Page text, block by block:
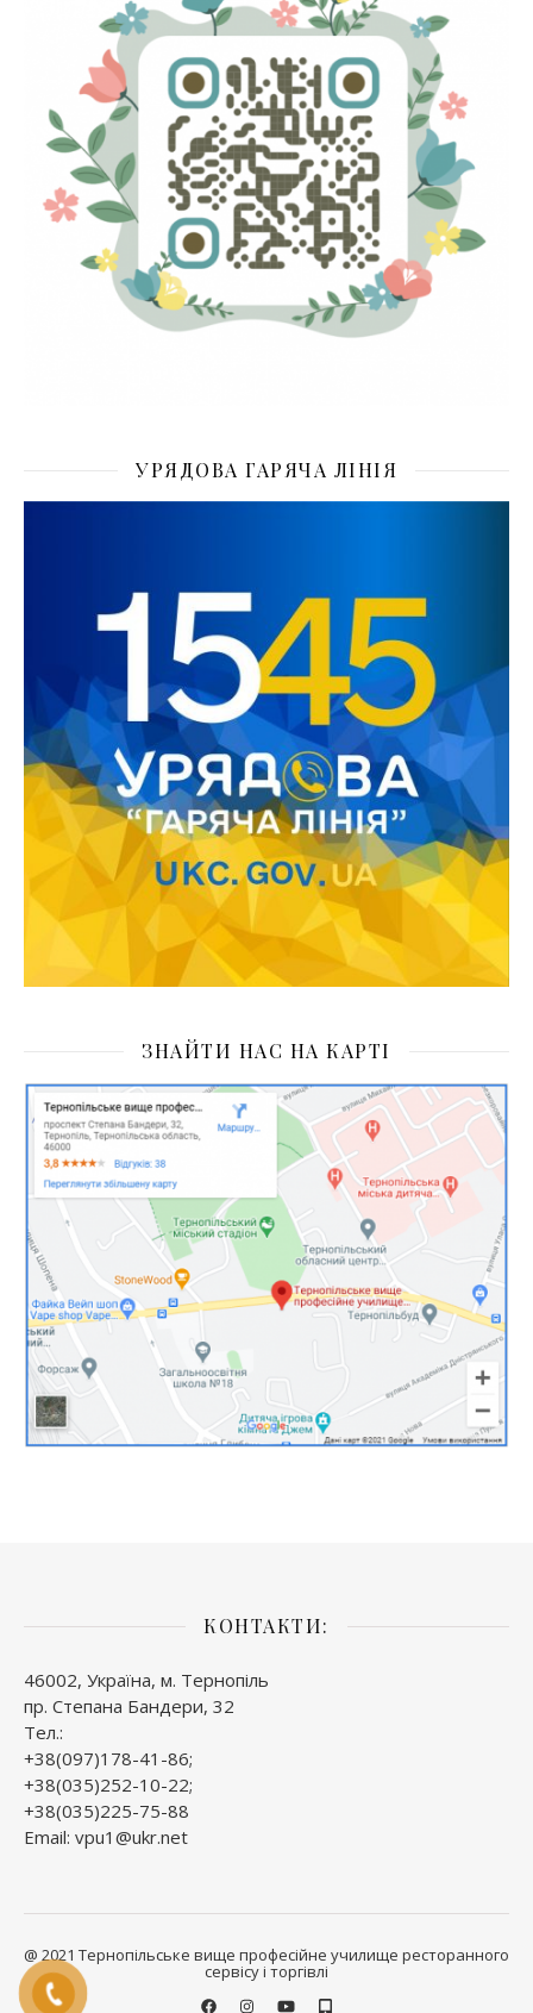
УРЯДОВА ГАРЯЧА ЛІНІЯ
ЗНАЙТИ НАС НА КАРТІ
КОНТАКТИ:
46002, Україна, м. Тернопіль
пр. Степана Бандери, 32
Тел.:
+38(097)178-41-86;
+38(035)252-10-22;
+38(035)225-75-88
Email: vpu1@ukr.net
@ 2021 Тернопільське вище професійне училище ресторанного
сервісу і торгівлі